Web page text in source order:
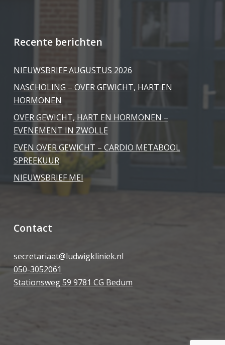
Recente berichten
NIEUWSBRIEF AUGUSTUS 2026
NASCHOLING – OVER GEWICHT, HART EN
HORMONEN
OVER GEWICHT, HART EN HORMONEN –
EVENEMENT IN ZWOLLE
EVEN OVER GEWICHT – CARDIO METABOOL
SPREEKUUR
NIEUWSBRIEF MEI
Contact
secretariaat@ludwigkliniek.nl
050-3052061
Stationsweg 59 9781 CG Bedum